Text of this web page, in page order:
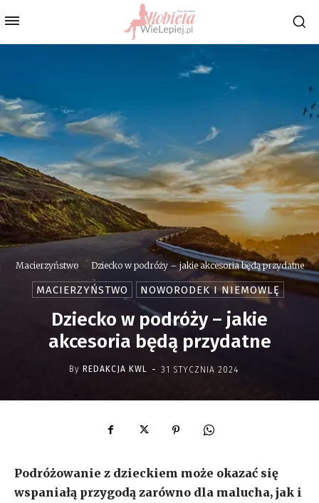
Macierzyństwo Dziecko w podróży – jakie akcesoria będą przydatne
MACIERZYŃSTWO NOWORODEK I NIEMOWLĘ
Dziecko w podróży – jakie
akcesoria będą przydatne
By REDAKCJA KWL - 31 STYCZNIA 2024
Podróżowanie z dzieckiem może okazać się
wspaniałą przygodą zarówno dla malucha, jak i